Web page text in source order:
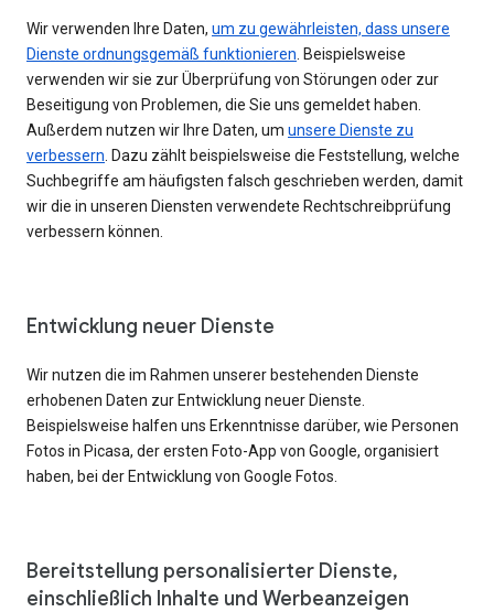
Wir verwenden Ihre Daten, um zu gewährleisten, dass unsere
Dienste ordnungsgemäß funktionieren . Beispielsweise
verwenden wir sie zur Überprüfung von Störungen oder zur
Beseitigung von Problemen, die Sie uns gemeldet haben.
Außerdem nutzen wir Ihre Daten, um unsere Dienste zu
verbessern . Dazu zählt beispielsweise die Feststellung, welche
Suchbegriffe am häufigsten falsch geschrieben werden, damit
wir die in unseren Diensten verwendete Rechtschreibprüfung
verbessern können.
Entwicklung neuer Dienste
Wir nutzen die im Rahmen unserer bestehenden Dienste
erhobenen Daten zur Entwicklung neuer Dienste.
Beispielsweise halfen uns Erkenntnisse darüber, wie Personen
Fotos in Picasa, der ersten Foto-App von Google, organisiert
haben, bei der Entwicklung von Google Fotos.
Bereitstellung personalisierter Dienste,
einschließlich Inhalte und Werbeanzeigen